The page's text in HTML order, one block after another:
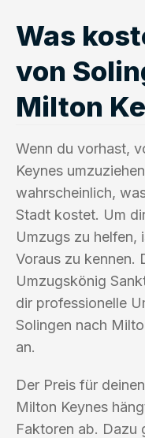
Was
von
Milton
Wenn du vorhast,
Keynes
wahrscheinlich,
Stadt kostet. Um
Umzugs zu helfen,
Voraus zu kennen.
Umzugskönig
dir professionelle
Solingen nach
an.
Der Preis für
Milton Keynes
Faktoren ab. Dazu